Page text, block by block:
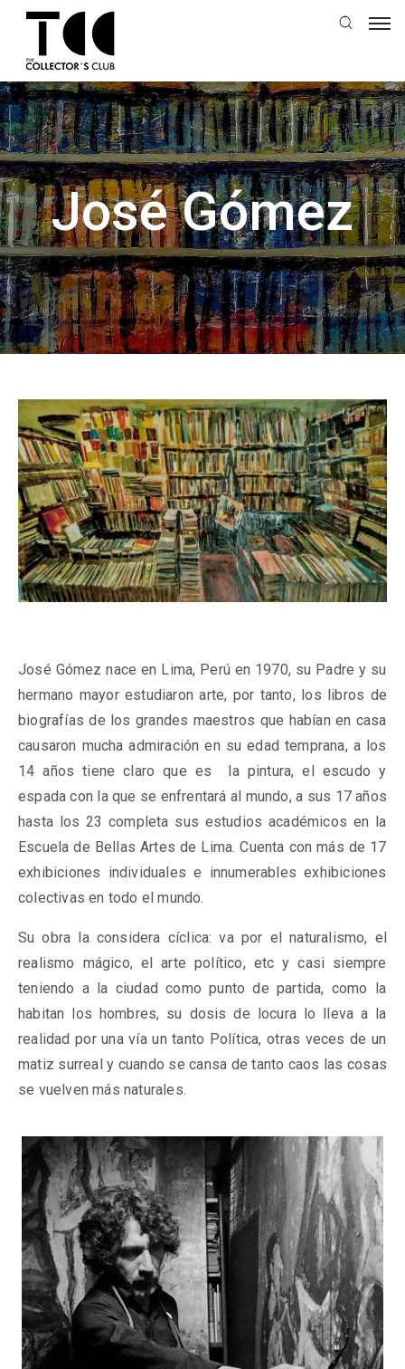
José Gómez
José Gómez nace en Lima, Perú en 1970, su Padre y su
hermano mayor estudiaron arte, por tanto, los libros de
biografías de los grandes maestros que habían en casa
causaron mucha admiración en su edad temprana, a los
14 años tiene claro que es la pintura, el escudo y
espada con la que se enfrentará al mundo, a sus 17 años
hasta los 23 completa sus estudios académicos en la
Escuela de Bellas Artes de Lima. Cuenta con más de 17
exhibiciones individuales e innumerables exhibiciones
colectivas en todo el mundo.
Su obra la considera cíclica: va por el naturalismo, el
realismo mágico, el arte político, etc y casi siempre
teniendo a la ciudad como punto de partida, como la
habitan los hombres, su dosis de locura lo lleva a la
realidad por una vía un tanto Política, otras veces de un
matiz surreal y cuando se cansa de tanto caos las cosas
se vuelven más naturales.